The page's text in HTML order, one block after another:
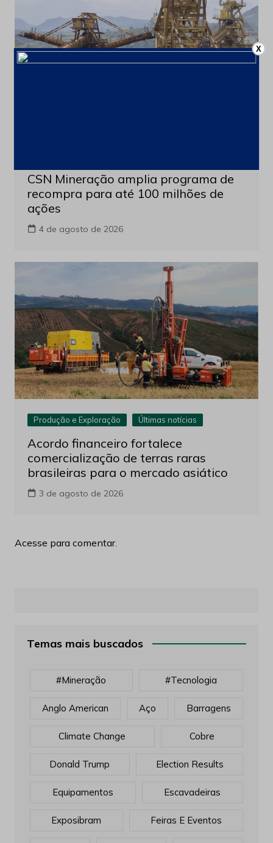
CSN Mineração amplia programa de
recompra para até 100 milhões de
ações
4 de agosto de 2026
Produção e Exploração Últimas notícias
Acordo financeiro fortalece
comercialização de terras raras
brasileiras para o mercado asiático
3 de agosto de 2026
Acesse para comentar.
Temas mais buscados
#mineração #tecnologia
Anglo American Aço Barragens
Climate Change Cobre
Donald Trump Election Results
Equipamentos Escavadeiras
Exposibram Feiras E Eventos
X